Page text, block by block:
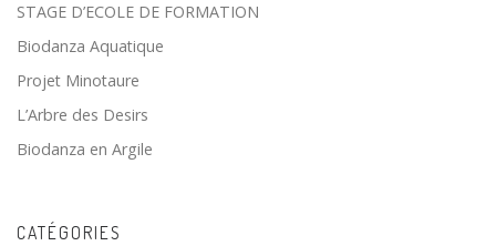
STAGE D’ECOLE DE FORMATION
Biodanza Aquatique
Projet Minotaure
L’Arbre des Desirs
Biodanza en Argile
CATÉGORIES